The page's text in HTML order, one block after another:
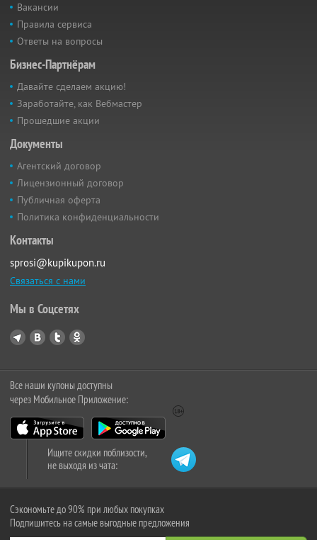
Вакансии
Правила сервиса
Ответы на вопросы
Бизнес-Партнёрам
Давайте сделаем акцию!
Заработайте, как Вебмастер
Прошедшие акции
Документы
Агентский договор
Лицензионный договор
Публичная оферта
Политика конфиденциальности
Контакты
sprosi@kupikupon.ru
Связаться с нами
Мы в Соцсетях
Все наши купоны доступны
через Мобильное Приложение:
Ищите скидки поблизости,
не выходя из чата:
Сэкономьте до 90% при любых покупках
Подпишитесь на самые выгодные предложения